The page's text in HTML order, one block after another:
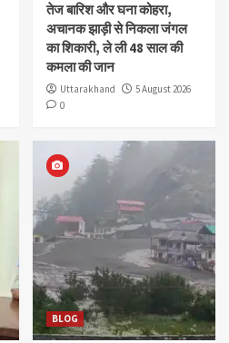
तेज बारिश और घना कोहरा,
अचानक झाड़ी से निकला जंगल
का शिकारी, ले ली 48 साल की
कमला की जान
Uttarakhand
5 August 2026
0
BLOG